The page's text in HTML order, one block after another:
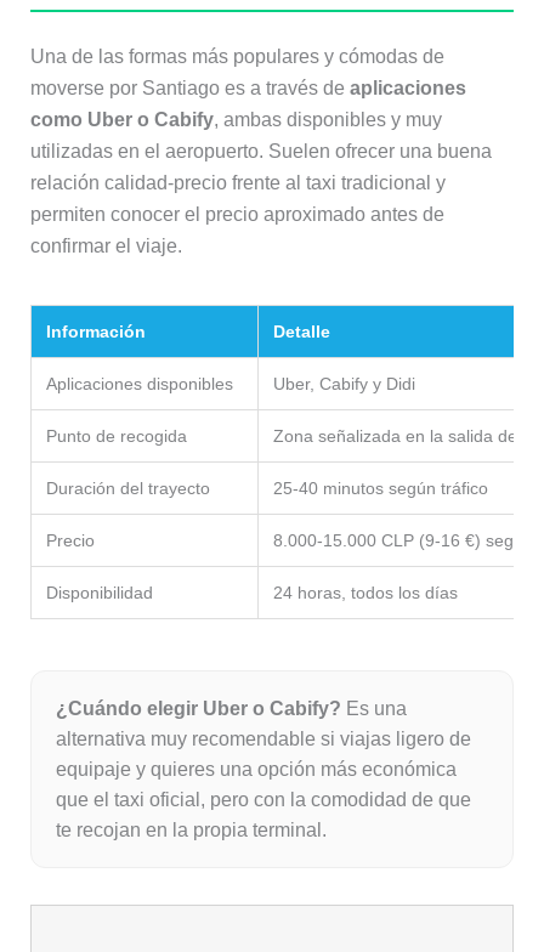
Una de las formas más populares y cómodas de
moverse por Santiago es a través de aplicaciones
como Uber o Cabify, ambas disponibles y muy
utilizadas en el aeropuerto. Suelen ofrecer una buena
relación calidad-precio frente al taxi tradicional y
permiten conocer el precio aproximado antes de
confirmar el viaje.
Información Detalle
Aplicaciones disponibles Uber, Cabify y Didi
Punto de recogida Zona señalizada en la salida de
Duración del trayecto 25-40 minutos según tráfico
Precio 8.000-15.000 CLP (9-16 €) según
Disponibilidad 24 horas, todos los días
¿Cuándo elegir Uber o Cabify? Es una
alternativa muy recomendable si viajas ligero de
equipaje y quieres una opción más económica
que el taxi oficial, pero con la comodidad de que
te recojan en la propia terminal.